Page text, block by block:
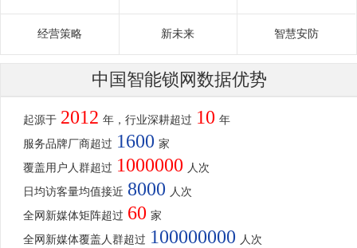
经营策略 新未来 智慧安防
中国智能锁网数据优势
起源于 2012 年，行业深耕超过 10 年
服务品牌厂商超过 1600 家
覆盖用户人群超过 1000000 人次
日均访客量均值接近 8000 人次
全网新媒体矩阵超过 60 家
全网新媒体覆盖人群超过 100000000 人次